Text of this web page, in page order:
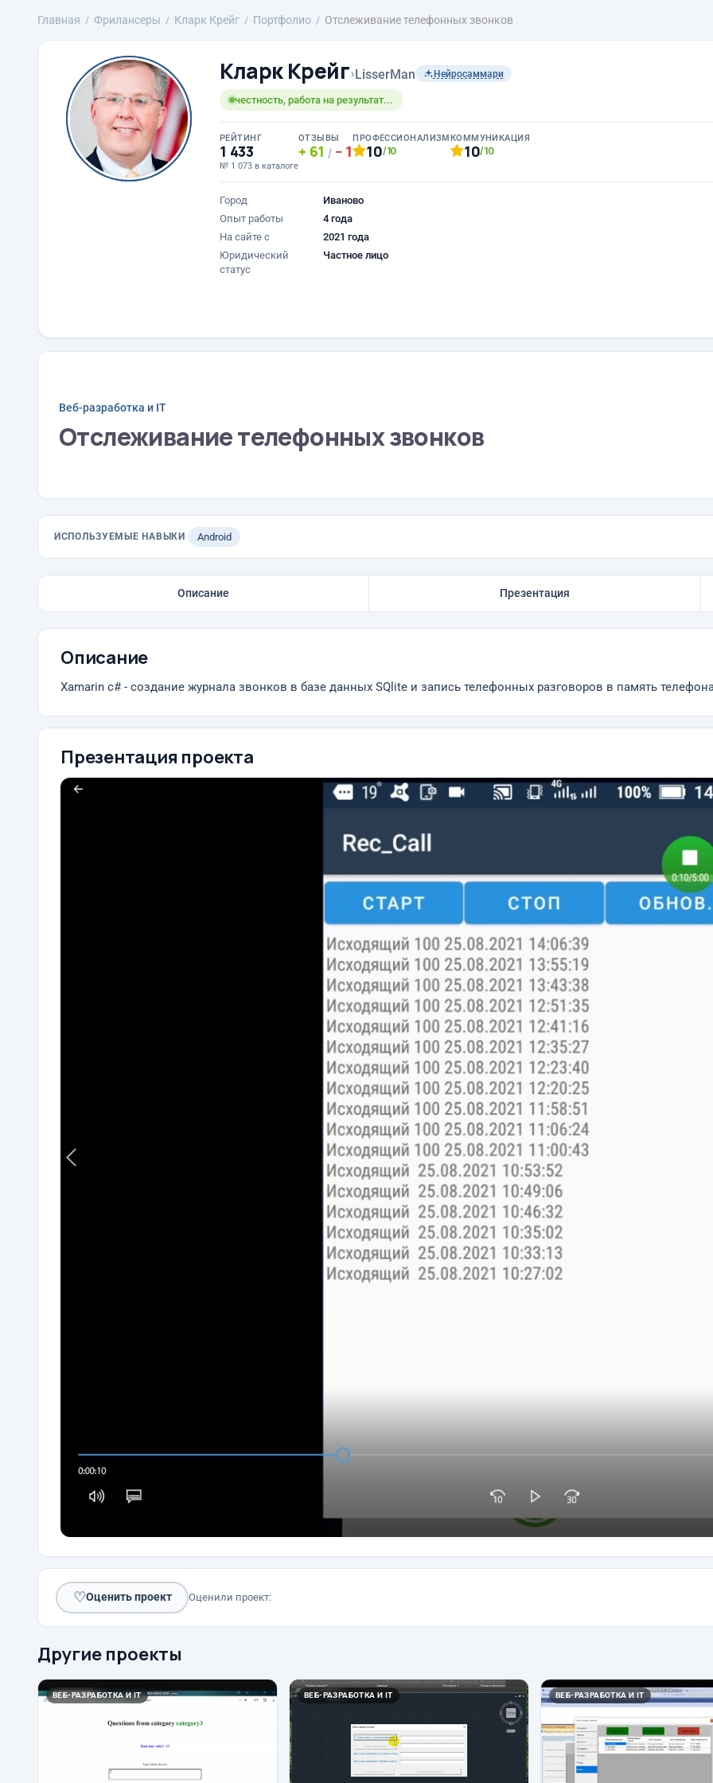
Главная Фрилансеры Кларк Крейг Портфолио Отслеживание телефонных звонков
Кларк Крейг›LisserMan Нейросаммари
честность, работа на результат...
РЕЙТИНГ
1 433
№ 1 073 в каталоге
ОТЗЫВЫ
61 / 1
ПРОФЕССИОНАЛИЗМ
10/10
КОММУНИКАЦИЯ
10/10
Город
Иваново
Опыт работы
4 года
На сайте с
2021 года
Юридический
статус
Частное лицо
Веб-разработка и IT
Отслеживание телефонных звонков
ИСПОЛЬЗУЕМЫЕ НАВЫКИ Android
Описание Презентация
Описание
Xamarin c# - создание журнала звонков в базе данных SQlite и запись телефонных разговоров в память
Презентация проекта
♡Оценить проект Оценили проект:
Другие проекты
ВЕБ-РАЗРАБОТКА И IT ВЕБ-РАЗРАБОТКА И IT ВЕБ-РАЗРАБОТКА И IT